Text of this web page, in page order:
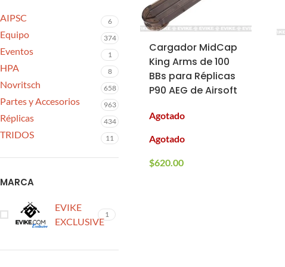
AIPSC 6
Equipo 374
Eventos 1
HPA 8
Novritsch 658
Partes y Accesorios 963
Réplicas 434
TRIDOS 11
MARCA
EVIKE
EXCLUSIVE
1
Cargador MidCap
King Arms de 100
BBs para Réplicas
P90 AEG de Airsoft
Agotado
Agotado
$620.00